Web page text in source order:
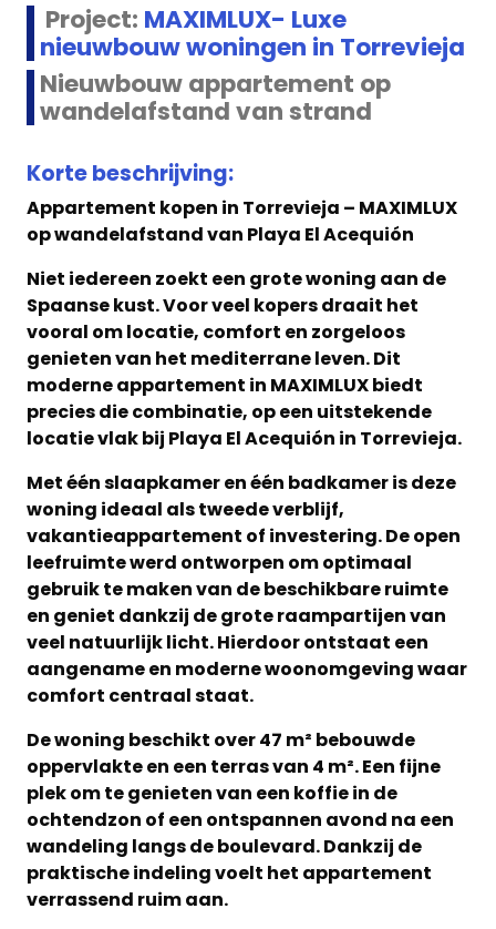
Project: MAXIMLUX- Luxe
nieuwbouw woningen in Torrevieja
Nieuwbouw appartement op
wandelafstand van strand
Korte beschrijving:
Appartement kopen in Torrevieja – MAXIMLUX
op wandelafstand van Playa El Acequión
Niet iedereen zoekt een grote woning aan de
Spaanse kust. Voor veel kopers draait het
vooral om locatie, comfort en zorgeloos
genieten van het mediterrane leven. Dit
moderne appartement in MAXIMLUX biedt
precies die combinatie, op een uitstekende
locatie vlak bij Playa El Acequión in Torrevieja.
Met één slaapkamer en één badkamer is deze
woning ideaal als tweede verblijf,
vakantieappartement of investering. De open
leefruimte werd ontworpen om optimaal
gebruik te maken van de beschikbare ruimte
en geniet dankzij de grote raampartijen van
veel natuurlijk licht. Hierdoor ontstaat een
aangename en moderne woonomgeving waar
comfort centraal staat.
De woning beschikt over 47 m² bebouwde
oppervlakte en een terras van 4 m². Een fijne
plek om te genieten van een koffie in de
ochtendzon of een ontspannen avond na een
wandeling langs de boulevard. Dankzij de
praktische indeling voelt het appartement
verrassend ruim aan.